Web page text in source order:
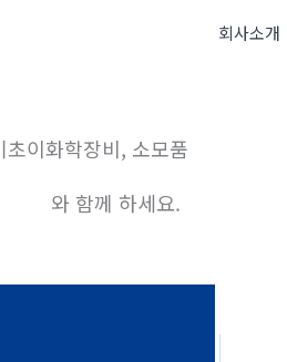
회사소개
이화학장비, 소모품
와 함께 하세요.